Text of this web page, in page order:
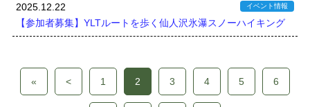
2025.12.22 イベント情報
【参加者募集】YLTルートを歩く仙人沢氷瀑スノーハイキング
« < 1 2 3 4 5 6